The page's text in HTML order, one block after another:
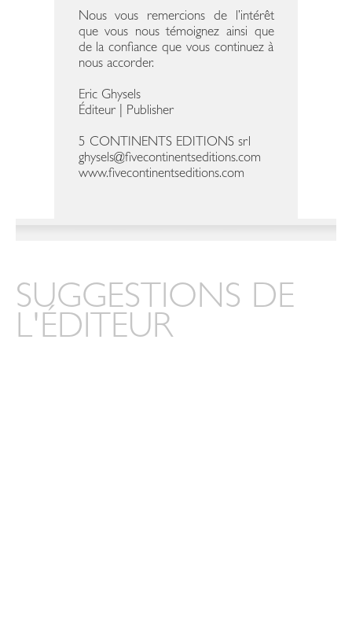
Nous vous remercions de l’intérêt
que vous nous témoignez ainsi que
de la confiance que vous continuez à
nous accorder.
Eric Ghysels
Éditeur | Publisher
5 CONTINENTS EDITIONS srl
ghysels@fivecontinentseditions.com
www.fivecontinentseditions.com
SUGGESTIONS DE
L'ÉDITEUR